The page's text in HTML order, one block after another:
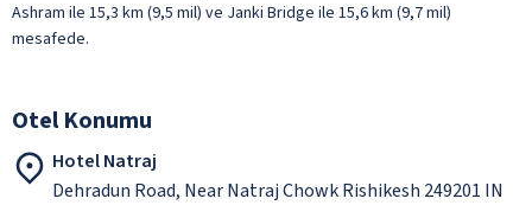
Ashram ile 15,3 km (9,5 mil) ve Janki Bridge ile 15,6 km (9,7 mil)
mesafede.
Otel Konumu
Hotel Natraj
Dehradun Road, Near Natraj Chowk Rishikesh 249201 IN